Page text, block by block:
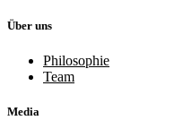
Über uns
Philosophie
Team
Media